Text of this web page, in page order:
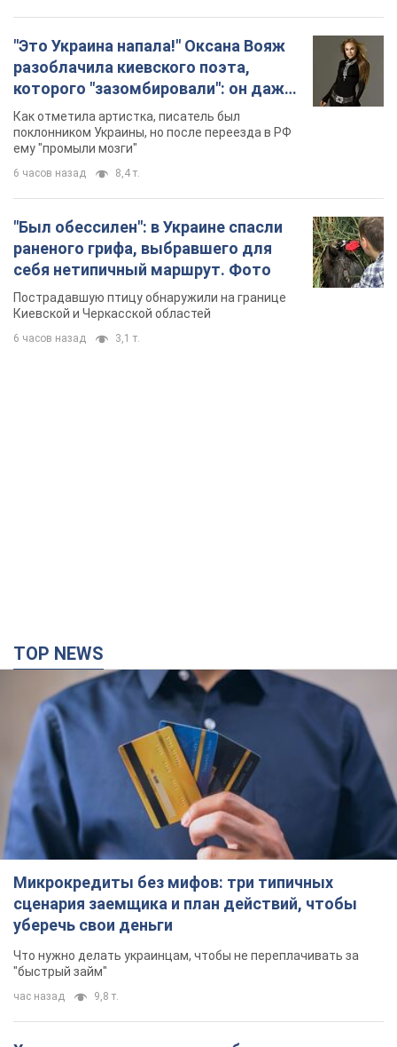
"Это Украина напала!" Оксана Вояж
разоблачила киевского поэта,
которого "зазомбировали": он даже
русского не знал, а теперь хочет
геноцида украинцев
Как отметила артистка, писатель был
поклонником Украины, но после переезда в РФ
ему "промыли мозги"
6 часов назад 8,4 т.
"Был обессилен": в Украине спасли
раненого грифа, выбравшего для
себя нетипичный маршрут. Фото
Пострадавшую птицу обнаружили на границе
Киевской и Черкасской областей
6 часов назад 3,1 т.
TOP NEWS
Микрокредиты без мифов: три типичных
сценария заемщика и план действий, чтобы
уберечь свои деньги
Что нужно делать украинцам, чтобы не переплачивать за
"быстрый займ"
час назад 9,8 т.